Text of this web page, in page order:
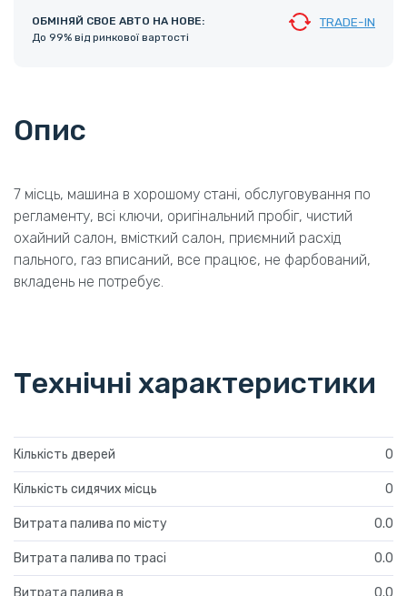
ОБМІНЯЙ СВОЕ АВТО НА НОВЕ:
До 99% від ринкової вартості
TRADE-IN
Технічні характеристики
Кількість дверей 0
Кількість сидячих місць 0
Витрата палива по місту 0.0
Витрата палива по трасі 0.0
Витрата палива в 0.0
Опис
7 місць, машина в хорошому стані, обслуговування по
регламенту, всі ключи, оригінальний пробіг, чистий
охайний салон, вмісткий салон, приємний расхід
пального, газ вписаний, все працює, не фарбований,
вкладень не потребує.